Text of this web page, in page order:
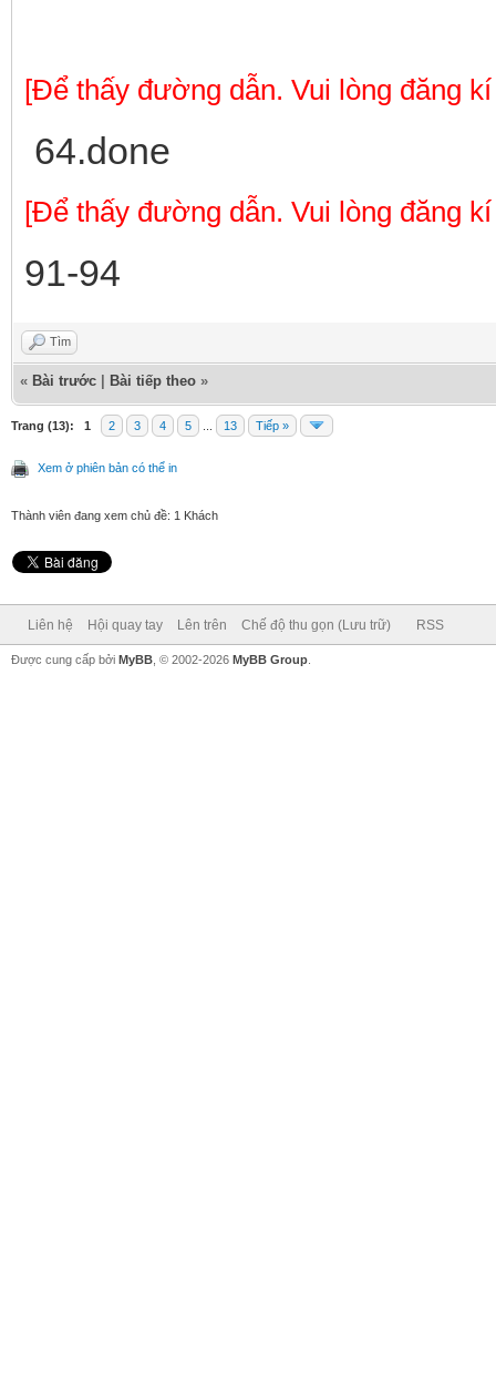
[Để thấy đường dẫn. Vui lòng đăng
64.done
[Để thấy đường dẫn. Vui lòng đăng
91-94
Tìm
« Bài trước Bài tiếp theo »
Trang (13): 1 2 3 4 5 13 Tiếp »
Xem ở phiên bản có thể in
Thành viên đang xem chủ đề: 1 Khách
Liên hệ Hội quay tay Lên trên Chế độ thu gọn (Lưu trữ) RSS
Được cung cấp bởi MyBB , © 2002-2026 MyBB Group